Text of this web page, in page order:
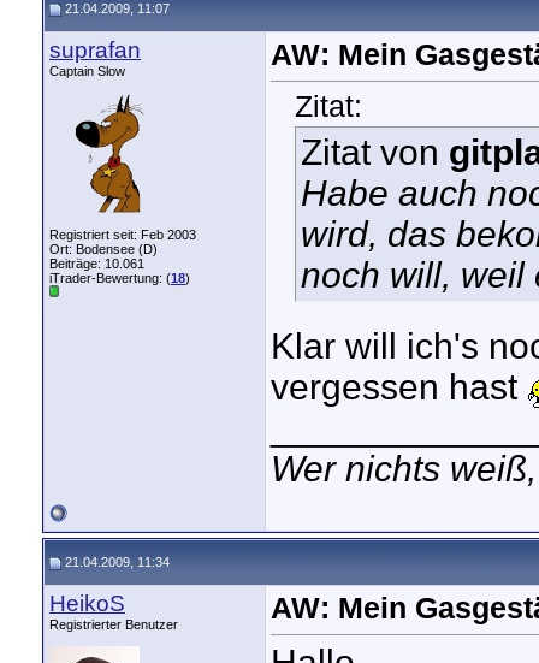
21.04.2009, 11:07
suprafan
Captain Slow
Registriert seit: Feb 2003
Ort: Bodensee (D)
Beiträge: 10.061
iTrader-Bewertung: (18)
AW: Mein
Zitat:
Zitat von
Habe auch
wird, das
noch will, weil
Klar will ich's
vergessen hast
Wer nichts
21.04.2009, 11:34
HeikoS
Registrierter Benutzer AW: Mein